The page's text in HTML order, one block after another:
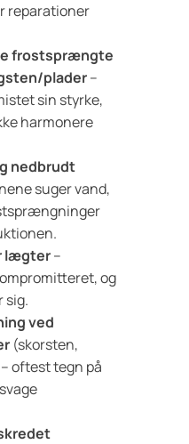
reparationer
frostsprængte
plader–
sin styrke,
harmonere
nedbrudt
suger vand,
lægter–
og
sig.
ved
(skorsten,
oftest tegn på